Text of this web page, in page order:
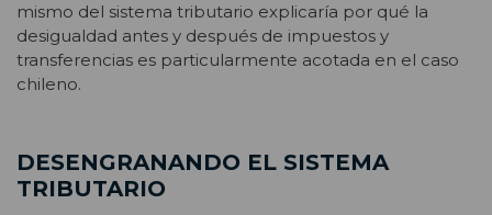
mismo del sistema tributario explicaría por qué la
desigualdad antes y después de impuestos y
transferencias es particularmente acotada en el caso
chileno.
DESENGRANANDO EL SISTEMA
TRIBUTARIO